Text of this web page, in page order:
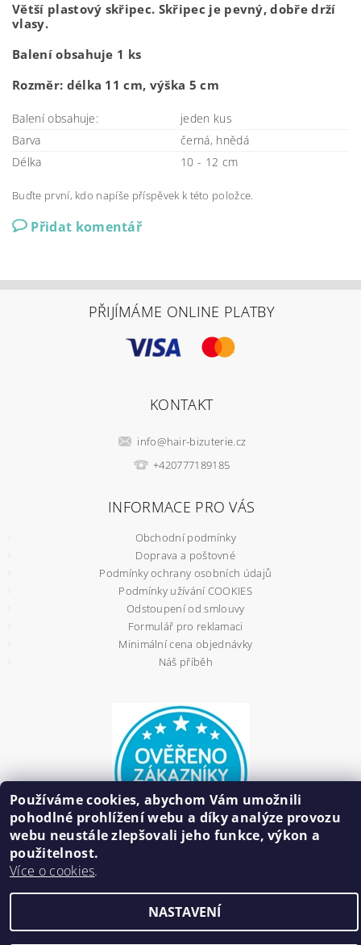
Větší plastový skřipec. Skřipec je pevný, dobře drží
vlasy.
Balení obsahuje 1 ks
Rozměr: délka 11 cm, výška 5 cm
Balení obsahuje:
jeden kus
Barva
černá, hnědá
Délka
10 - 12 cm
Buďte první, kdo napíše příspěvek k této položce.
Přidat komentář
PŘIJÍMÁME ONLINE PLATBY
KONTAKT
info@hair-bizuterie.cz
+420777189185
INFORMACE PRO VÁS
Obchodní podmínky
Doprava a poštovné
Podmínky ochrany osobních údajů
Podmínky užívání COOKIES
Odstoupení od smlouvy
Formulář pro reklamaci
Minimální cena objednávky
Náš příběh
2026 ©HAIR BIŽUTERIE, všechna práva vyhrazena
Vytvořil Shoptet
Používáme cookies, abychom Vám umožnili
pohodlné prohlížení webu a díky analýze provozu
webu neustále zlepšovali jeho funkce, výkon a
použitelnost.
Více o cookies.
NASTAVENÍ